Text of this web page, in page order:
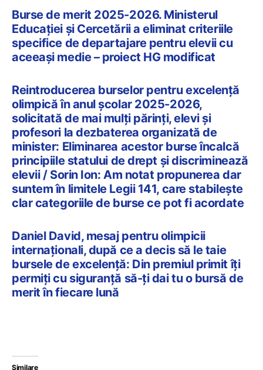
Burse de merit 2025-2026. Ministerul
Educației și Cercetării a eliminat criteriile
specifice de departajare pentru elevii cu
aceeași medie – proiect HG modificat
Reintroducerea burselor pentru excelență
olimpică în anul școlar 2025-2026,
solicitată de mai mulți părinți, elevi și
profesori la dezbaterea organizată de
minister: Eliminarea acestor burse încalcă
principiile statului de drept și discriminează
elevii / Sorin Ion: Am notat propunerea dar
suntem în limitele Legii 141, care stabilește
clar categoriile de burse ce pot fi acordate
Daniel David, mesaj pentru olimpicii
internaționali, după ce a decis să le taie
bursele de excelență: Din premiul primit îți
permiți cu siguranță să-ți dai tu o bursă de
merit în fiecare lună
Similare